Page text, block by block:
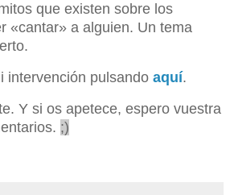
que existen sobre los
«cantar» a alguien. Un tema
intervención pulsando aquí.
Y si os apetece, espero vuestra
;)